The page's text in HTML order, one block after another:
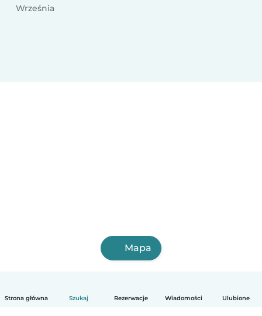
Strona główna Szukaj Rezerwacje Wiadomości Ulubione
Września
Mapa